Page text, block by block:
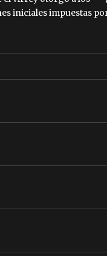
iniciales impuestas